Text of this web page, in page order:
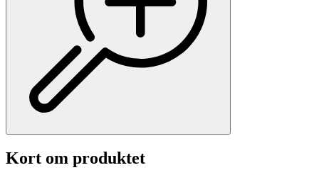
Kort om produktet